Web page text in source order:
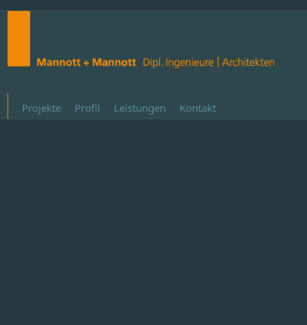
Projekte Profil Leistungen Kontakt